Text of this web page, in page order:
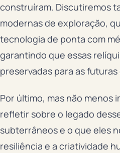
construíram. Discutiremos
modernas de exploração,
tecnologia de ponta com
garantindo que essas
preservadas para as
Por último, mas não menos
refletir sobre o legado
subterrâneos e o que eles
resiliência e a criatividade